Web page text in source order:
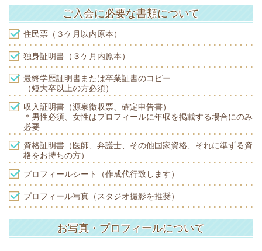
ご入会に必要な書類について
住民票（３ケ月以内原本）
独身証明書（３ケ月内原本）
最終学歴証明書または卒業証書のコピー
（短大卒以上の方必須）
収入証明書（源泉徴収票、確定申告書）
＊男性必須、女性はプロフィールに年収を掲載する場合にのみ
必要
資格証明書（医師、弁護士、その他国家資格、それに準ずる資
格をお持ちの方）
プロフィールシート（作成代行致します）
プロフィール写真（スタジオ撮影を推奨）
お写真・プロフィールについて